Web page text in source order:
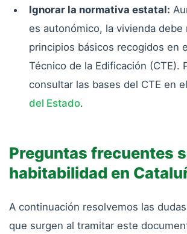
Ignorar la normativa estatal:
es autonómico, la vivienda debe
principios básicos recogidos en
Técnico de la Edificación (CTE).
consultar las bases del CTE en el
del Estado.
Preguntas frecuentes
habitabilidad en
A continuación resolvemos las
que surgen al tramitar este